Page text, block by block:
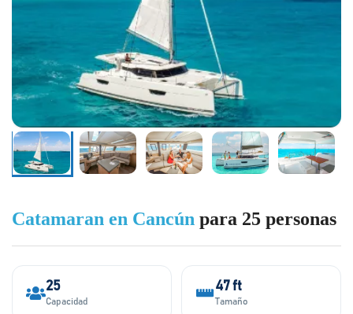
Catamaran en Cancún para 25 personas
25
Capacidad
47 ft
Tamaño